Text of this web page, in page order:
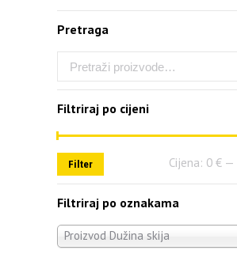
Pretraga
Filtriraj po cijeni
Filter Cijena: 0 € —
Filtriraj po oznakama
Proizvod Dužina skija